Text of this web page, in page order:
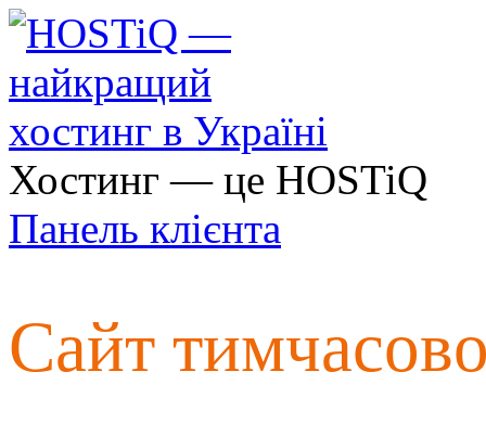
Хостинг — це HOSTiQ
Панель клієнта
Сайт